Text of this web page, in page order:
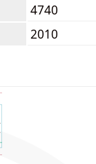
4740
2010